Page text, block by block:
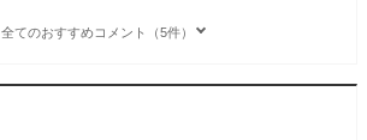
全てのおすすめコメント（5件）